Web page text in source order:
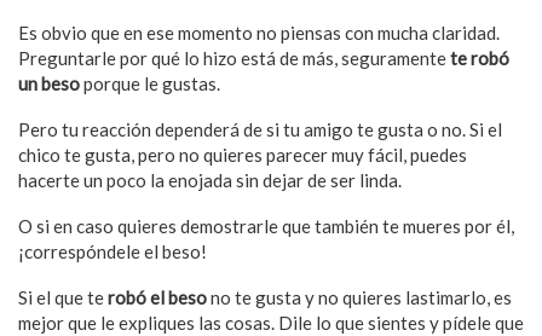
Es obvio que en ese momento no piensas con mucha claridad.
Preguntarle por qué lo hizo está de más, seguramentete robó
un besoporque le gustas.
Pero tu reacción dependerá de si tu amigo te gusta o no. Si el
chico te gusta, pero no quieres parecer muy fácil, puedes
hacerte un poco la enojada sin dejar de ser linda.
O si en caso quieres demostrarle que también te mueres por él,
¡correspóndele el beso!
Si el que terobó el besono te gusta y no quieres lastimarlo, es
mejor que le expliques las cosas. Dile lo que sientes y pídele que